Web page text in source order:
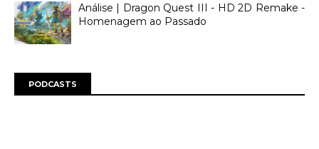
Análise | Dragon Quest III - HD 2D Remake -
Homenagem ao Passado
PODCASTS